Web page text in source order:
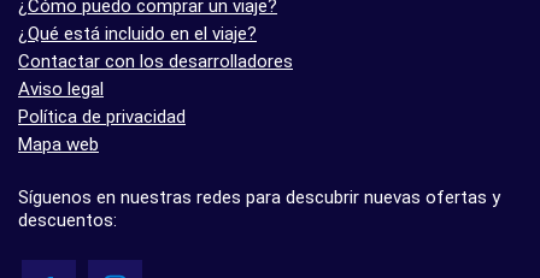
¿Cómo puedo comprar un viaje?
¿Qué está incluido en el viaje?
Contactar con los desarrolladores
Aviso legal
Política de privacidad
Mapa web
Síguenos en nuestras redes para descubrir nuevas ofertas y
descuentos: